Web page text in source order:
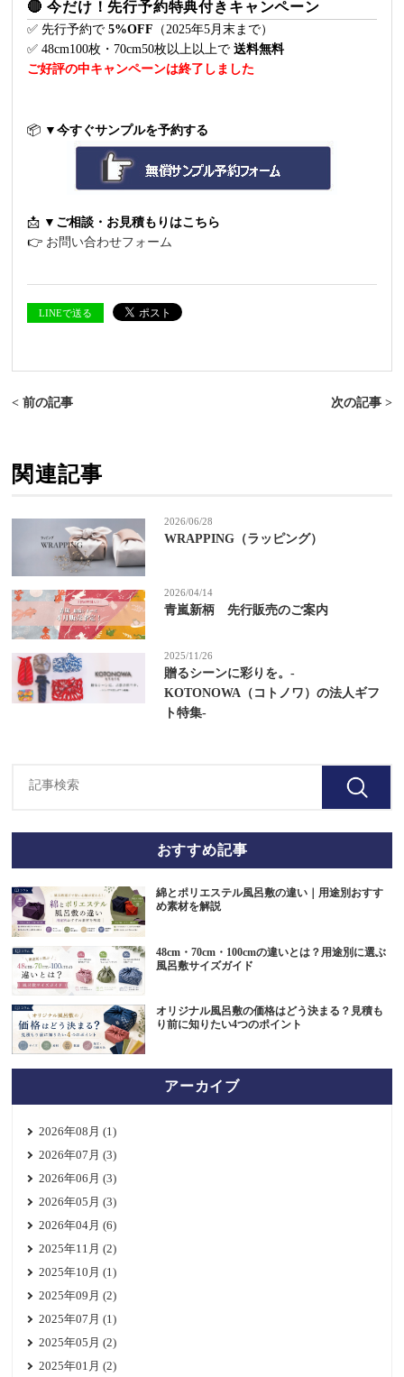
🔴今だけ！先行予約特典付きキャンペーン
✅ 先行予約で5%OFF （2025年5月末まで）
✅ 48cm100枚・70cm50枚以上以上で送料無料
ご好評の中キャンペーンは終了しました
📦 ▼今すぐサンプルを予約する
📩 ▼ご相談・お見積もりはこちら
👉 お問い合わせフォーム
LINEで送る
< 前の記事 次の記事 >
関連記事
2026/06/28
WRAPPING（ラッピング）
2026/04/14
青嵐新柄 先行販売のご案内
2025/11/26
贈るシーンに彩りを。-
KOTONOWA（コトノワ）の法人ギフ
ト特集-
おすすめ記事
綿とポリエステル風呂敷の違い｜用途別おすす
め素材を解説
48cm・70cm・100cmの違いとは？用途別に選ぶ
風呂敷サイズガイド
オリジナル風呂敷の価格はどう決まる？見積も
り前に知りたい4つのポイント
アーカイブ
2026年08月 (1)
2026年07月 (3)
2026年06月 (3)
2026年05月 (3)
2026年04月 (6)
2025年11月 (2)
2025年10月 (1)
2025年09月 (2)
2025年07月 (1)
2025年05月 (2)
2025年01月 (2)